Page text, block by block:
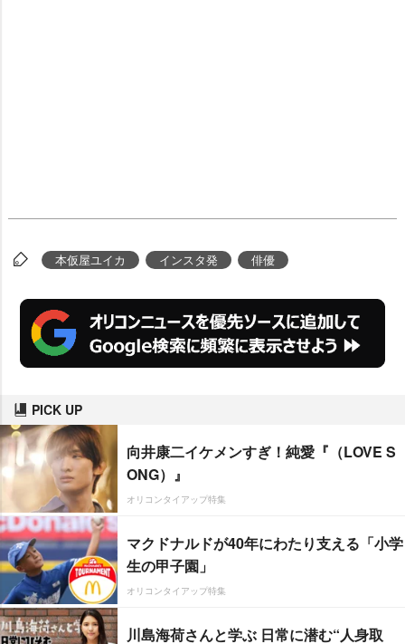
本仮屋ユイカ インスタ発 俳優
PICK UP
向井康二イケメンすぎ！純愛『（LOVE S
ONG）』
オリコンタイアップ特集
マクドナルドが40年にわたり支える「小学
生の甲子園」
オリコンタイアップ特集
川島海荷さんと学ぶ 日常に潜む“人身取